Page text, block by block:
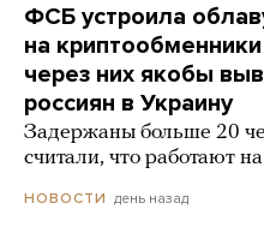
ФСБ устроила
на
через них якобы
россиян в Украину
Задержаны больше 20
считали, что работают
НОВОСТИ день назад